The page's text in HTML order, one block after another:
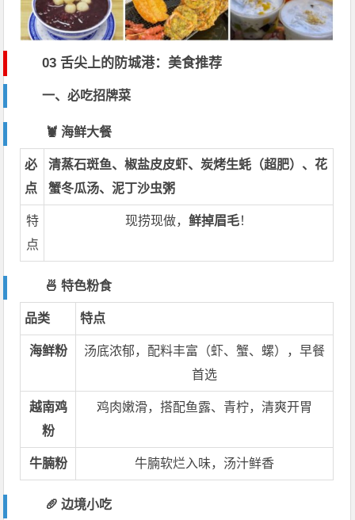
03 舌尖上的防城港：美食推荐
一、必吃招牌菜
🦞 海鲜大餐
必
点
清蒸石斑鱼、椒盐皮皮虾、炭烤生蚝 （超肥）、花
蟹冬瓜汤、泥丁沙虫粥
特
点
现捞现做，鲜掉眉毛！
🍜 特色粉食
品类 特点
海鲜粉
汤底浓郁，配料丰富（虾、蟹、螺），早餐
首选
越南鸡
粉
鸡肉嫩滑，搭配鱼露、青柠，清爽开胃
牛腩粉 牛腩软烂入味，汤汁鲜香
🥖 边境小吃